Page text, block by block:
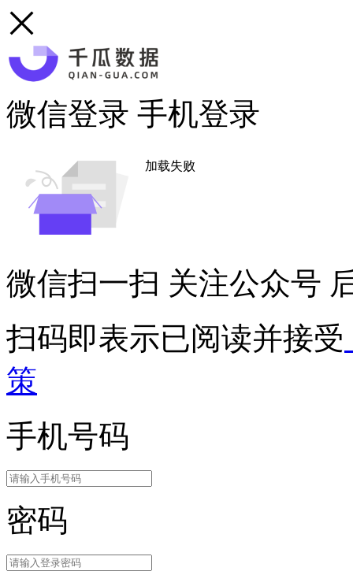
微信登录 手机登录
加载失败
微信扫一扫 关注公众号
扫码即表示已阅读并接受
策
手机号码
密码